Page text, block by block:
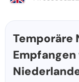
Temporäre
Empfangen